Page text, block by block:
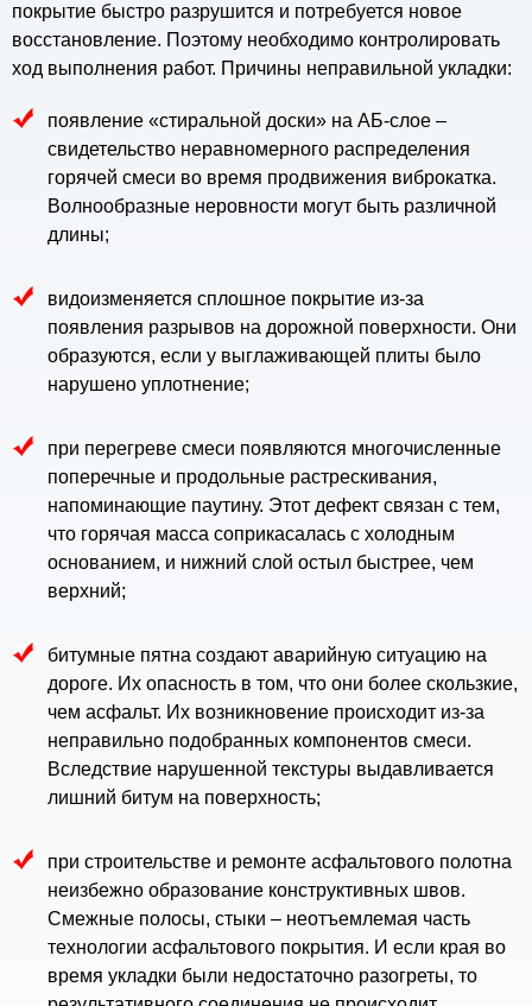
покрытие быстро разрушится и потребуется новое
восстановление. Поэтому необходимо контролировать
ход выполнения работ. Причины неправильной укладки:
появление «стиральной доски» на АБ-слое –
свидетельство неравномерного распределения
горячей смеси во время продвижения виброкатка.
Волнообразные неровности могут быть различной
длины;
видоизменяется сплошное покрытие из-за
появления разрывов на дорожной поверхности. Они
образуются, если у выглаживающей плиты было
нарушено уплотнение;
при перегреве смеси появляются многочисленные
поперечные и продольные растрескивания,
напоминающие паутину. Этот дефект связан с тем,
что горячая масса соприкасалась с холодным
основанием, и нижний слой остыл быстрее, чем
верхний;
битумные пятна создают аварийную ситуацию на
дороге. Их опасность в том, что они более скользкие,
чем асфальт. Их возникновение происходит из-за
неправильно подобранных компонентов смеси.
Вследствие нарушенной текстуры выдавливается
лишний битум на поверхность;
при строительстве и ремонте асфальтового полотна
неизбежно образование конструктивных швов.
Смежные полосы, стыки – неотъемлемая часть
технологии асфальтового покрытия. И если края во
время укладки были недостаточно разогреты, то